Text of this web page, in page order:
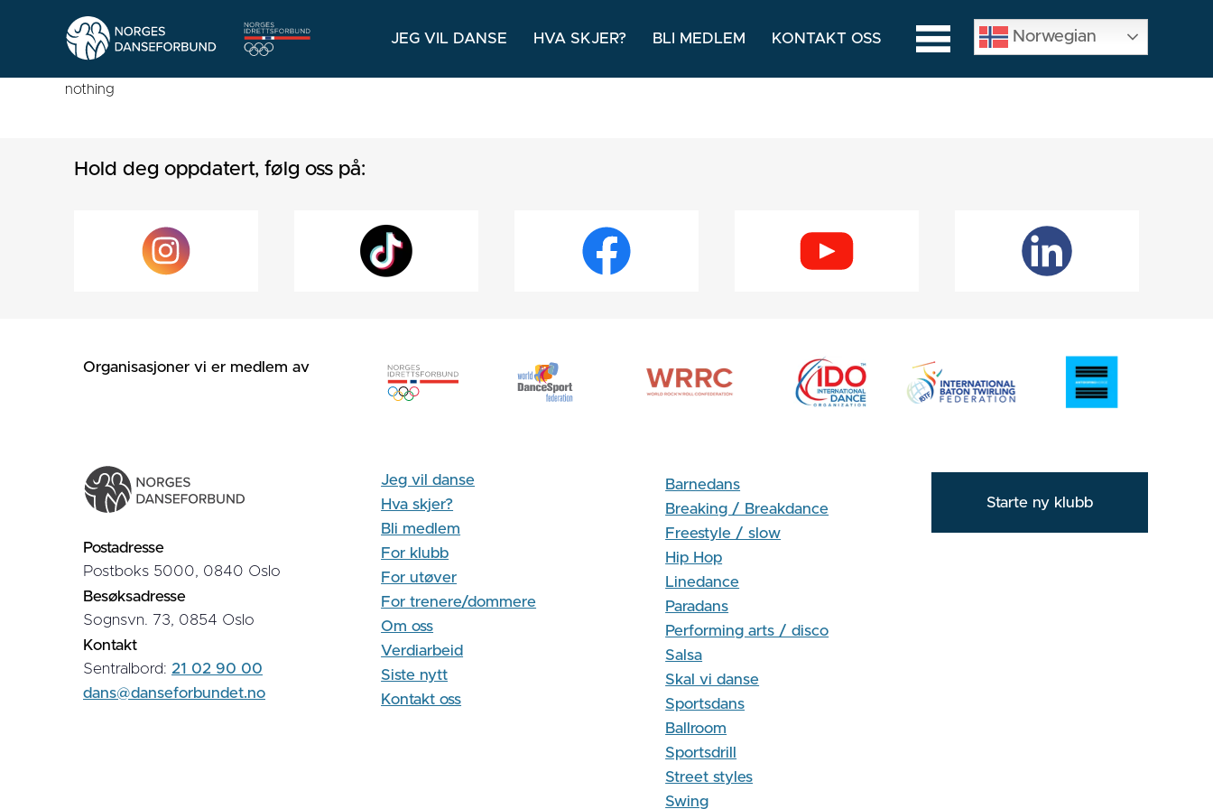
JEG VIL DANSE HVA SKJER? BLI MEDLEM KONTAKT OSS Norwegian
nothing
Hold deg oppdatert, følg oss på:
Organisasjoner vi er medlem av
Postadresse
Postboks 5000, 0840 Oslo
Besøksadresse
Sognsvn. 73, 0854 Oslo
Kontakt
Sentralbord: 21 02 90 00
dans@danseforbundet.no
Jeg vil danse
Hva skjer?
Bli medlem
For klubb
For utøver
For trenere/dommere
Om oss
Verdiarbeid
Siste nytt
Kontakt oss
Barnedans
Breaking / Breakdance
Freestyle / slow
Hip Hop
Linedance
Paradans
Performing arts / disco
Salsa
Skal vi danse
Sportsdans
Ballroom
Sportsdrill
Street styles
Swing
Starte ny klubb